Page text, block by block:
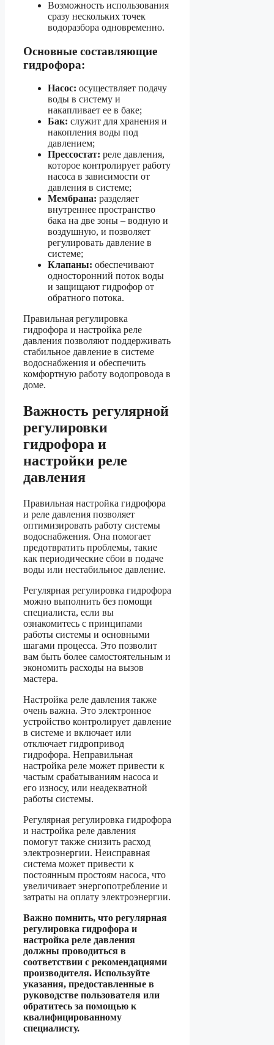
Возможность использования
сразу нескольких точек
водоразбора одновременно.
Основные составляющие
гидрофора:
Насос: осуществляет подачу
воды в систему и
накапливает ее в баке;
Бак: служит для хранения и
накопления воды под
давлением;
Прессостат: реле давления,
которое контролирует работу
насоса в зависимости от
давления в системе;
Мембрана: разделяет
внутреннее пространство
бака на две зоны – водную и
воздушную, и позволяет
регулировать давление в
системе;
Клапаны: обеспечивают
односторонний поток воды
и защищают гидрофор от
обратного потока.
Правильная регулировка
гидрофора и настройка реле
давления позволяют поддерживать
стабильное давление в системе
водоснабжения и обеспечить
комфортную работу водопровода в
доме.
Важность регулярной
регулировки
гидрофора и
настройки реле
давления
Правильная настройка гидрофора
и реле давления позволяет
оптимизировать работу системы
водоснабжения. Она помогает
предотвратить проблемы, такие
как периодические сбои в подаче
воды или нестабильное давление.
Регулярная регулировка гидрофора
можно выполнить без помощи
специалиста, если вы
ознакомитесь с принципами
работы системы и основными
шагами процесса. Это позволит
вам быть более самостоятельным и
экономить расходы на вызов
мастера.
Настройка реле давления также
очень важна. Это электронное
устройство контролирует давление
в системе и включает или
отключает гидропривод
гидрофора. Неправильная
настройка реле может привести к
частым срабатываниям насоса и
его износу, или неадекватной
работы системы.
Регулярная регулировка гидрофора
и настройка реле давления
помогут также снизить расход
электроэнергии. Неисправная
система может привести к
постоянным простоям насоса, что
увеличивает энергопотребление и
затраты на оплату электроэнергии.
Важно помнить, что регулярная
регулировка гидрофора и
настройка реле давления
должны проводиться в
соответствии с рекомендациями
производителя. Используйте
указания, предоставленные в
руководстве пользователя или
обратитесь за помощью к
квалифицированному
специалисту.